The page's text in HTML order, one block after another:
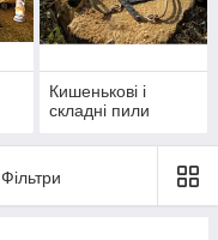
Кишенькові і
складні пили
Фільтри